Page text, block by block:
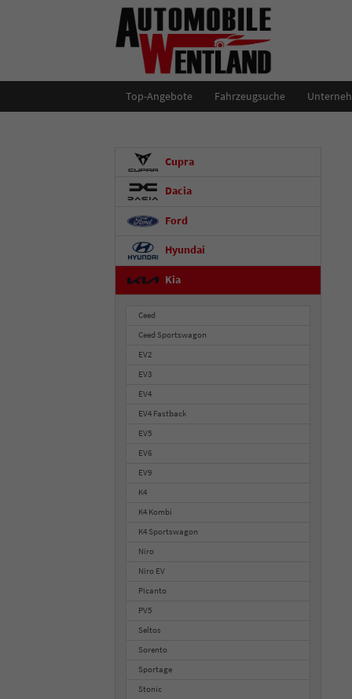
Top-Angebote Fahrzeugsuche
Cupra
Dacia
Ford
Hyundai
Kia
Ceed
Ceed Sportswagon
EV2
EV3
EV4
EV4 Fastback
EV5
EV6
EV9
K4
K4 Kombi
K4 Sportswagon
Niro
Niro EV
Picanto
PV5
Seltos
Sorento
Sportage
Stonic